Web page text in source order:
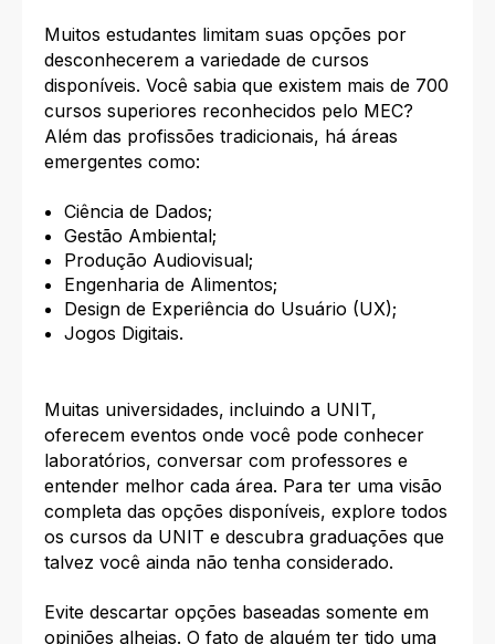
Muitos estudantes limitam suas opções por
desconhecerem a variedade de cursos
disponíveis. Você sabia que existem mais de 700
cursos superiores reconhecidos pelo MEC?
Além das profissões tradicionais, há áreas
emergentes como:
Ciência de Dados;
Gestão Ambiental;
Produção Audiovisual;
Engenharia de Alimentos;
Design de Experiência do Usuário (UX);
Jogos Digitais.
Muitas universidades, incluindo a UNIT,
oferecem eventos onde você pode conhecer
laboratórios, conversar com professores e
entender melhor cada área. Para ter uma visão
completa das opções disponíveis, explore todos
os cursos da UNIT e descubra graduações que
talvez você ainda não tenha considerado.
Evite descartar opções baseadas somente em
opiniões alheias. O fato de alguém ter tido uma